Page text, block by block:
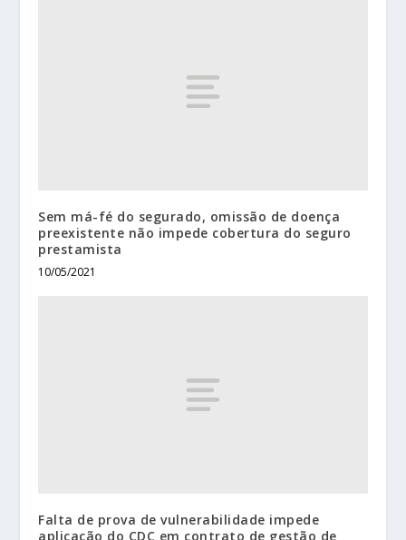
Sem má-fé do segurado, omissão de doença
preexistente não impede cobertura do seguro
prestamista
10/05/2021
Falta de prova de vulnerabilidade impede
aplicação do CDC em contrato de gestão de